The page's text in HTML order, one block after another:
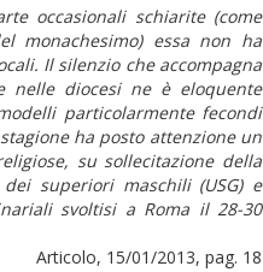
occasionali schiarite (come
monachesimo) essa non ha
Il silenzio che accompagna
nelle diocesi ne è eloquente
particolarmente fecondi
ha posto attenzione un
su sollecitazione della
superiori maschili (USG) e
svoltisi a Roma il 28-30
Articolo, 15/01/2013, pag. 18